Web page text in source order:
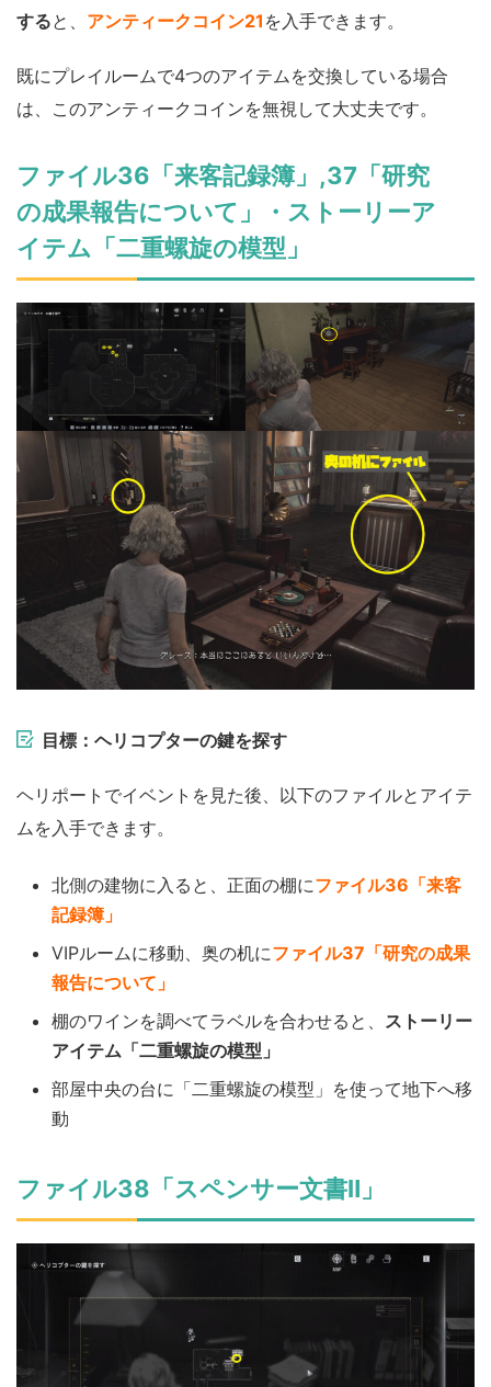
すると、 アンティークコイン21 を入手できます。
既にプレイルームで4つのアイテムを交換している場合
は、このアンティークコインを無視して大丈夫です。
ファイル36「来客記録簿」,37「研究
の成果報告について」・ストーリーア
イテム「二重螺旋の模型」
目標：ヘリコプターの鍵を探す
ヘリポートでイベントを見た後、以下のファイルとアイテ
ムを入手できます。
北側の建物に入ると、正面の棚にファイル36「来客
記録簿」
VIPルームに移動、奥の机にファイル37「研究の成果
報告について」
棚のワインを調べてラベルを合わせると、 ストーリー
アイテム「二重螺旋の模型」
部屋中央の台に「二重螺旋の模型」を使って地下へ移
動
ファイル38「スペンサー文書Ⅱ」